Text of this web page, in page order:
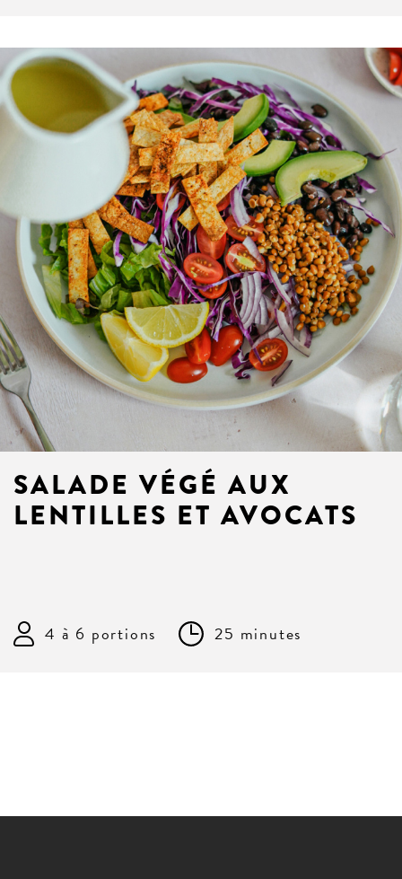
SALADE VÉGÉ AUX
LENTILLES ET AVOCATS
4 à 6 portions 25 minutes